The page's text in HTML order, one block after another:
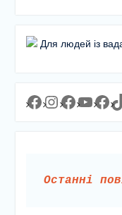
Для людей із
Facebook
Instagram
Останні